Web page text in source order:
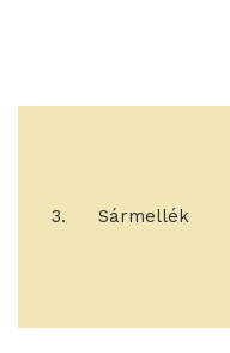
3. Sármellék